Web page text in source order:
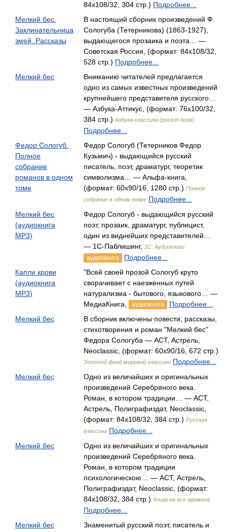
84x108/32, 304 стр.) Подробнее...
Мелкий бес.
Заклинательница
змей. Рассказы
В настоящий сборник произведений Ф.
Сологуба (Тетерникова) (1863-1927),
выдающегося прозаика и поэта… —
Советская Россия, (формат: 84x108/32,
528 стр.) Подробнее...
Мелкий бес
Вниманию читателей предлагается
одно из самых известных произведений
крупнейшего представителя русского…
— Азбука-Аттикус, (формат: 76x100/32,
384 стр.) Азбука-классика (pocket-book)
Подробнее...
Федор Сологуб.
Полное
собрание
романов в одном
томе
Федор Сологуб (Тетерников Федор
Кузьмич) - выдающийся русский
писатель, поэт, драматург, теоретик
символизма… — Альфа-книга,
(формат: 60x90/16, 1280 стр.) Полное
собрание в одном томе Подробнее...
Мелкий бес
(аудиокнига
MP3)
Федор Сологуб - выдающийся русский
поэт, прозаик, драматург, публицист,
один из виднейших представителей…
— 1С-Паблишинг, 1С: Аудиокниги
аудиокнига
Подробнее...
Капли крови
(аудиокнига
MP3)
"Всей своей прозой Сологуб круто
сворачивает с наезженных путей
натурализма - бытового, языкового… —
МедиаКнига,
аудиокнига
Подробнее...
Мелкий бес
В сборник включены повести, рассказы,
стихотворения и роман "Мелкий бес"
Федора Сологуба — АСТ, Астрель,
Neoclassic, (формат: 60x90/16, 672 стр.)
Золотой фонд мировой классики Подробнее...
Мелкий бес
Одно из величайших и оригинальных
произведений Серебряного века.
Роман, в котором традиции… — АСТ,
Астрель, Полиграфиздат, Neoclassic,
(формат: 84x108/32, 384 стр.) Русская
классика Подробнее...
Мелкий бес
Одно из величайших и оригинальных
произведений Серебряного века.
Роман, в котором традиции
психологическою… — АСТ, Астрель,
Полиграфиздат, Neoclassic, (формат:
84x108/32, 384 стр.) Книга на все времена
Подробнее...
Мелкий бес
Знаменитый русский поэт, писатель и